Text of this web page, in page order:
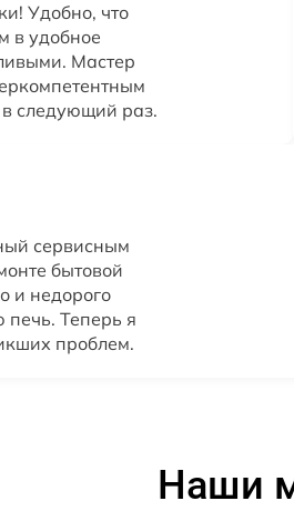
Удобно, что
в удобное
Мастер
следующий раз.
сервисным
бытовой
и недорого
Теперь я
проблем.
Наши